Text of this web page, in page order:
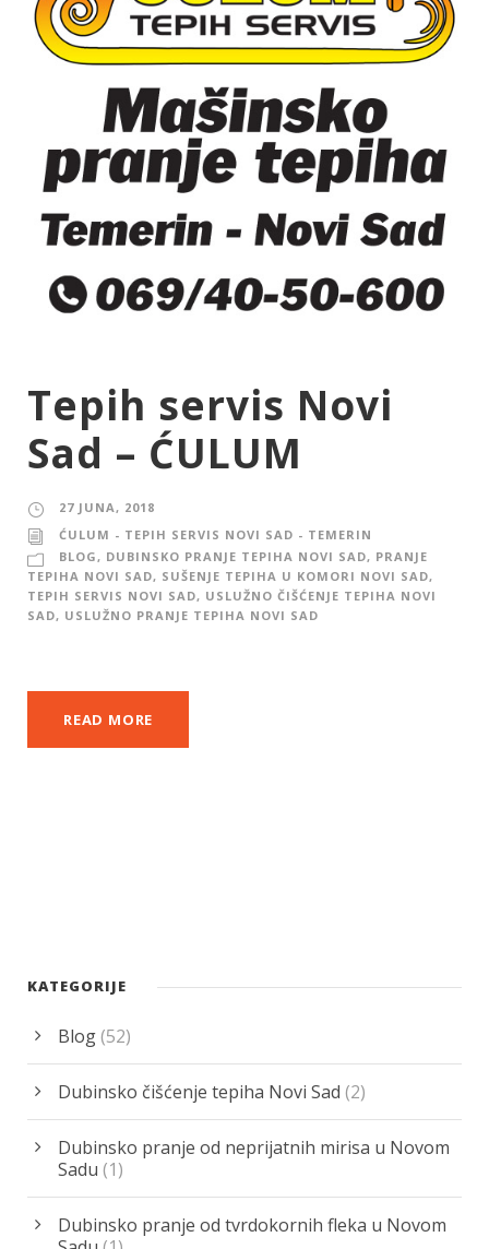
Tepih servis Novi
Sad – ĆULUM
27 JUNA, 2018
ĆULUM - TEPIH SERVIS NOVI SAD - TEMERIN
BLOG, DUBINSKO PRANJE TEPIHA NOVI SAD, PRANJE
TEPIHA NOVI SAD, SUŠENJE TEPIHA U KOMORI NOVI SAD,
TEPIH SERVIS NOVI SAD, USLUŽNO ČIŠĆENJE TEPIHA NOVI
SAD, USLUŽNO PRANJE TEPIHA NOVI SAD
READ MORE
KATEGORIJE
Blog(52)
Dubinsko čišćenje tepiha Novi Sad (2)
Dubinsko pranje od neprijatnih mirisa u Novom
Sadu (1)
Dubinsko pranje od tvrdokornih fleka u Novom